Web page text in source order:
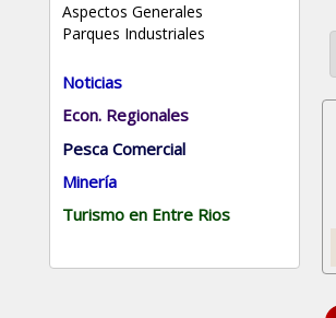
Aspectos Generales
Parques Industriales
Noticias
Econ. Regionales
Pesca Comercial
Minería
Turismo en Entre Rios